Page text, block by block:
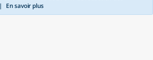
| En savoir plus